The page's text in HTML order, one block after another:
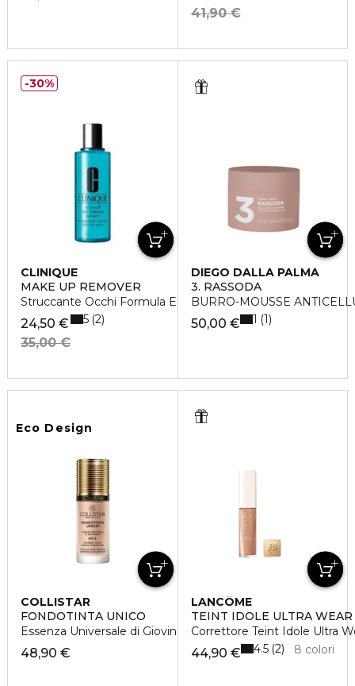
41,90 €
CLINIQUE
MAKE UP REMOVER
Struccante Occhi Formula Express
24,50 €
35,00 €
5 2
30%
DIEGO DALLA PALMA
3. RASSODA
BURRO-MOUSSE
50,00 € 1 1
Eco Design
COLLISTAR
FONDOTINTA UNICO
Essenza Universale di Giovinezza SPF 15
48,90 €
LANCÔME
TEINT IDOLE ULTRA WEAR
Correttore Teint Idole Ultra
44,90 € 8 colori
4.5 2